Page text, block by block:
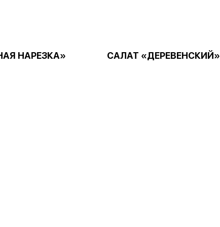
НАРЕЗКА» САЛАТ «ДЕРЕВЕНСКИЙ»